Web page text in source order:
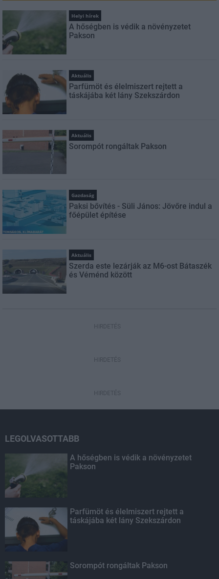
Helyi hírek
A hőségben is védik a növényzetet
Pakson
Aktuális
Parfümöt és élelmiszert rejtett a
táskájába két lány Szekszárdon
Aktuális
Sorompót rongáltak Pakson
Gazdaság
Paksi bővítés - Süli János: Jövőre indul a
főépület építése
Aktuális
Szerda este lezárják az M6-ost Bátaszék
és Véménd között
HIRDETÉS
HIRDETÉS
HIRDETÉS
LEGOLVASOTTABB
A hőségben is védik a növényzetet
Pakson
Parfümöt és élelmiszert rejtett a
táskájába két lány Szekszárdon
Sorompót rongáltak Pakson